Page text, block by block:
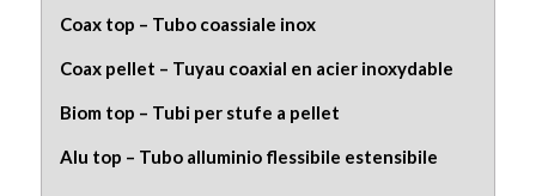
Coax top – Tubo coassiale inox
Coax pellet – Tuyau coaxial en acier inoxydable
Biom top – Tubi per stufe a pellet
Alu top – Tubo alluminio flessibile estensibile